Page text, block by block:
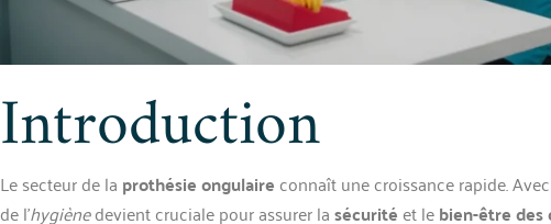
Introduction
Le secteur de la prothésie ongulaire connaît une croissance rapide.
de l’hygiènedevient cruciale pour assurer lasécurité et lebien-être des